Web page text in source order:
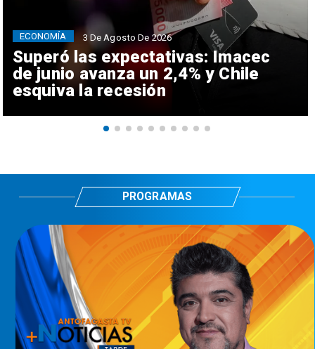
Superó las expectativas: Imacec
de junio avanza un 2,4% y Chile
esquiva la recesión
ECONOMÍA 3 De Agosto De 2026
PROGRAMAS